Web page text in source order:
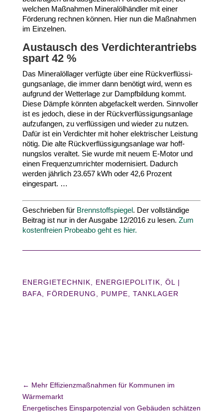
welchen Maßnahmen Mine­ral­öl­händler mit einer
Förderung rechnen können. Hier nun die Maßnahmen
im Einzelnen.
Austausch des Verdich­ter­an­triebs
spart 42%
Das Mine­ral­öl­lager verfügte über eine Rück­ver­flüs­si­
gungs­anlage, die immer dann benötigt wird, wenn es
aufgrund der Wetterlage zur Dampf­bildung kommt.
Diese Dämpfe könnten abge­fa­ckelt werden. Sinn­voller
ist es jedoch, diese in der Rück­ver­flüs­si­gungs­anlage
aufzu­fangen, zu verflüs­sigen und wieder zu nutzen.
Dafür ist ein Verdichter mit hoher elek­tri­scher Leistung
nötig. Die alte Rück­ver­flüs­si­gungs­anlage war hoff­
nungslos veraltet. Sie wurde mit neuem E‑Motor und
einen Frequenz­um­richter moder­ni­siert. Dadurch
werden jährlich 23.657kWh oder 42,6Prozent
eingespart. …
Geschrieben für Brenn­stoff­spiegel. Der voll­stän­dige
Beitrag ist nur in der Ausgabe 12/​2016zu lesen. Zum
kos­ten­freien Probeabo geht es hier.
ENERGIETECHNIK ENERGIEPOLITIK ÖL
|
BAFA
FÖRDERUNG PUMPE TANKLAGER
← Mehr Effizienzmaßnahmen für Kommunen im
Wärmemarkt
Energetisches Einsparpotenzial von Gebäuden schätzen